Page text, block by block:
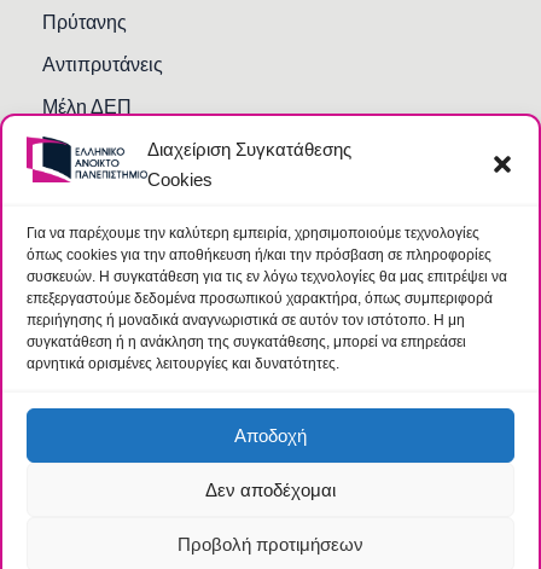
Διαχείριση Συγκατάθεσης
Cookies
Για να παρέχουμε την καλύτερη εμπειρία, χρησιμοποιούμε τεχνολογίες
όπως cookies για την αποθήκευση ή/και την πρόσβαση σε πληροφορίες
συσκευών. Η συγκατάθεση για τις εν λόγω τεχνολογίες θα μας επιτρέψει να
επεξεργαστούμε δεδομένα προσωπικού χαρακτήρα, όπως συμπεριφορά
περιήγησης ή μοναδικά αναγνωριστικά σε αυτόν τον ιστότοπο. Η μη
συγκατάθεση ή η ανάκληση της συγκατάθεσης, μπορεί να επηρεάσει
αρνητικά ορισμένες λειτουργίες και δυνατότητες.
Αποδοχή
Δεν αποδέχομαι
Προβολή προτιμήσεων
Πρύτανης
Αντιπρυτάνεις
Μέλη ΔΕΠ
Τμήματα και Υπηρεσίες
Γραμματείες Κοσμητειών Σχολών
Βιβλιοθήκη
Συχνές Ερωτήσεις
© 2026 Ελληνικό Ανοικτό Πανεπιστήμιο |
Προστασίας Δεδομένων